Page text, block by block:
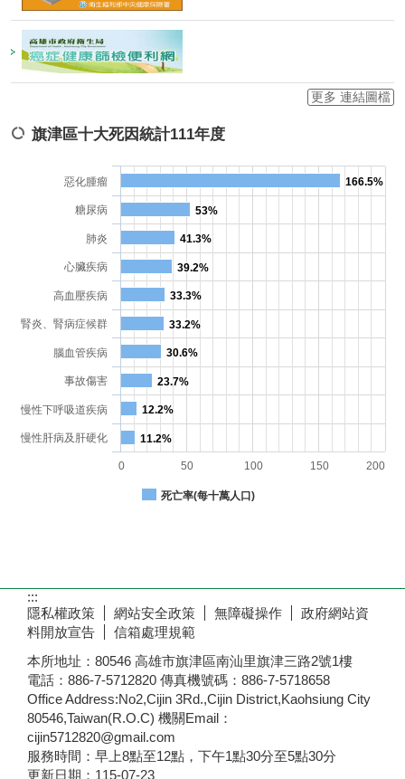
更多 連結圖檔
旗津區十大死因統計111年度
166.5%
53%
41.3%
39.2%
33.3%
33.2%
30.6%
23.7%
12.2%
11.2%
死亡率(每十萬人口)
惡化腫瘤
糖尿病
肺炎
心臟疾病
高血壓疾病
腎炎、腎病症候群
腦血管疾病
事故傷害
慢性下呼吸道疾病
慢性肝病及肝硬化
0 50 100 150 200
:::
隱私權政策
網站安全政策 無障礙操作
政府網站資
料開放宣告
信箱處理規範
本所地址：80546 高雄市旗津區南汕里旗津三路2號1樓
電話：886-7-5712820 傳真機號碼：886-7-5718658
Office Address:No2,Cijin 3Rd.,Cijin District,Kaohsiung City
80546,Taiwan(R.O.C) 機關Email：
cijin5712820@gmail.com
服務時間：早上8點至12點，下午1點30分至5點30分
更新日期： 115-07-23